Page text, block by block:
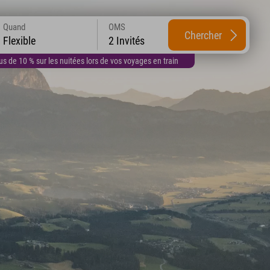
de 10 % sur les nuitées lors de vos voyages en train
Quand
Flexible
OMS
2 Invités Chercher